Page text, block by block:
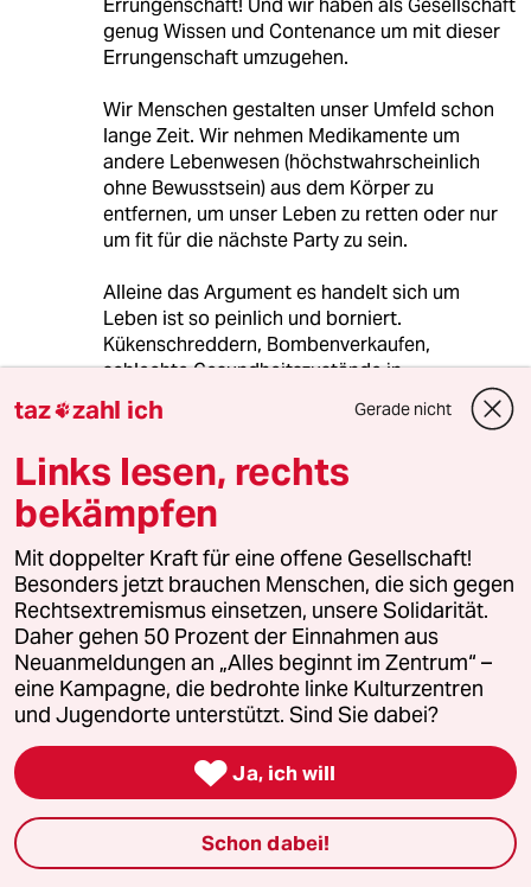
Errungenschaft! Und wir haben als Gesellschaft
genug Wissen und Contenance um mit dieser
Errungenschaft umzugehen.
Wir Menschen gestalten unser Umfeld schon
lange Zeit. Wir nehmen Medikamente um
andere Lebenwesen (höchstwahrscheinlich
ohne Bewusstsein) aus dem Körper zu
entfernen, um unser Leben zu retten oder nur
um fit für die nächste Party zu sein.
Alleine das Argument es handelt sich um
Leben ist so peinlich und borniert.
Kükenschreddern, Bombenverkaufen,
schlechte Gesundheitszustände in
Krankenhäusern, meinen Sie das betrifft nicht
auch Leben?
L Läufer
08.02.2017,12:31 Uhr
@LastHope:
Volle Zustimmung!
Das ach-so-wertvolle ungeborene
Leben ist biologisch gesehen auch
nicht wertvoller als der totgequälte
Wal, die eingesperrte und
ausgebeutete Milchkuh oder der von
Jägern abgeknallte Fuchs.
Menschen gibt es mehr als genug auf
unserem Planeten. Die "Krone der
Schöpfung" richtet weiß Gott schon
taz zahl ich Gerade nicht
Links lesen, rechts
bekämpfen
Mit doppelter Kraft für eine offene Gesellschaft!
Besonders jetzt brauchen Menschen, die sich gegen
Rechtsextremismus einsetzen, unsere Solidarität.
Daher gehen 50 Prozent der Einnahmen aus
Neuanmeldungen an „Alles beginnt im Zentrum“ –
eine Kampagne, die bedrohte linke Kulturzentren
und Jugendorte unterstützt. Sind Sie dabei?
 Ja, ich will
Schon dabei!